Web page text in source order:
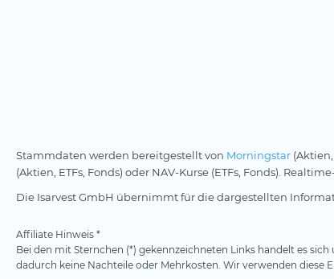
Stammdaten werden bereitgestellt von Morningstar (Aktien,
(Aktien, ETFs, Fonds) oder NAV-Kurse (ETFs, Fonds).
Die Isarvest GmbH übernimmt für die dargestellten
Affiliate Hinweis *
Bei den mit Sternchen (*) gekennzeichneten Links handelt es
dadurch keine Nachteile oder Mehrkosten. Wir verwenden diese